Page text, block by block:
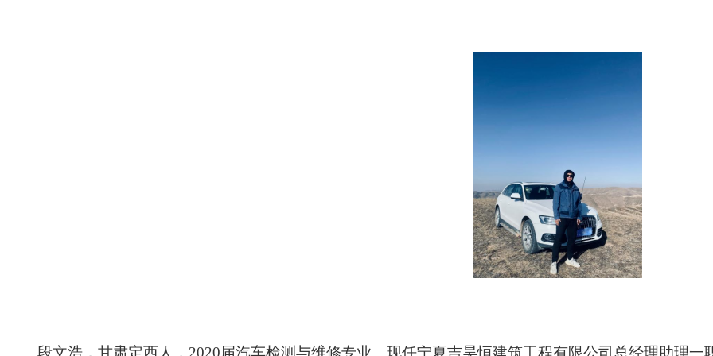
段文浩 ， 甘肃定西人 ， 2020届汽车检测与维修专业 现任宁夏吉昊恒建筑工程有限公司总经理助理一